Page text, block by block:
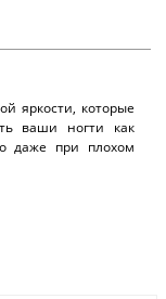
яркости, которые
ваши ногти как
даже при плохом